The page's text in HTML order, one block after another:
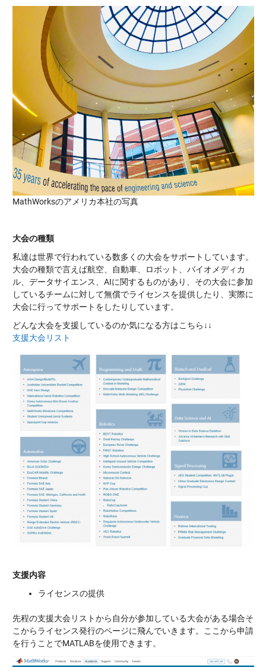
MathWorksのアメリカ本社の写真
大会の種類
私達は世界で行われている数多くの大会をサポートしています。
大会の種類で言えば航空、自動車、ロボット、バイオメディカ
ル、データサイエンス、AIに関するものがあり、その大会に参加
しているチームに対して無償でライセンスを提供したり、実際に
大会に行ってサポートをしたりしています。
どんな大会を支援しているのか気になる方はこちら↓↓
支援大会リスト
支援内容
ライセンスの提供
先程の支援大会リストから自分が参加している大会がある場合そ
こからライセンス発行のページに飛んでいきます。ここから申請
を行うことでMATLABを使用できます。